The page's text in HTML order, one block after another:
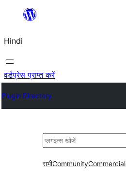
सामग्री
जाएं
Hindi
वर्डप्रेस प्राप्त करें
Plugin Directory
खोजें
सभीCommunityCommercial